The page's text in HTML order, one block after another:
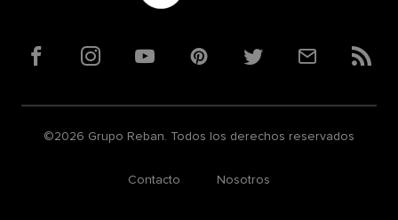
FacebookInstagramYouTubePinterestTwitterCorreoRSS
©2026 Grupo Reban. Todos los derechos reservados
Contacto Nosotros